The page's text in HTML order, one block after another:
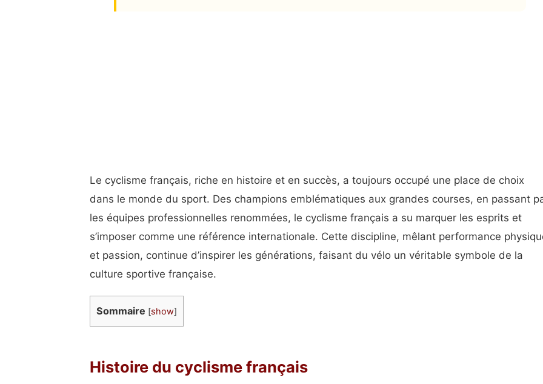
Le cyclisme français, riche en histoire et en succès, a toujours occupé une place de choix
dans le monde du sport. Des champions emblématiques aux grandes courses, en passant
les équipes professionnelles renommées, le cyclisme français a su marquer les esprits et
s’imposer comme une référence internationale. Cette discipline, mêlant performance
et passion, continue d’inspirer les générations, faisant du vélo un véritable symbole de la
culture sportive française.
Sommaire [show]
Histoire du cyclisme français